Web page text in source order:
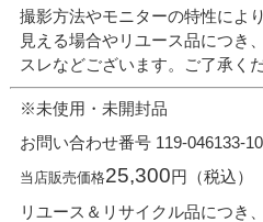
撮影方法やモニターの特性によ
見える場合やリユース品につき
スレなどございます。ご了承く
※未使用・未開封品
お問い合わせ番号 119-046133-
当店販売価格25,300円（税込）
リユース＆リサイクル品につき、